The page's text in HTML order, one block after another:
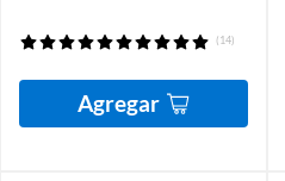
(14)
Agregar